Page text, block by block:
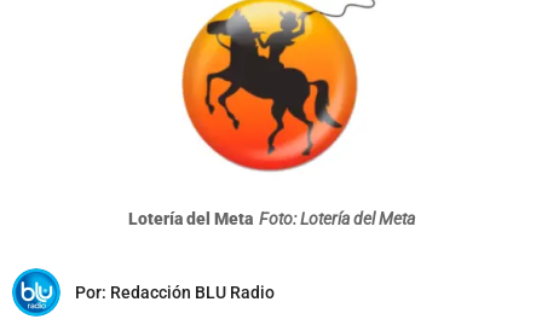
Lotería del Meta Foto: Lotería del Meta
Por: Redacción BLU Radio